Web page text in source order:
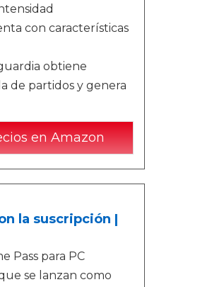
con características
obtiene
de partidos y genera
en Amazon
la suscripción |
Pass para PC
se lanzan como